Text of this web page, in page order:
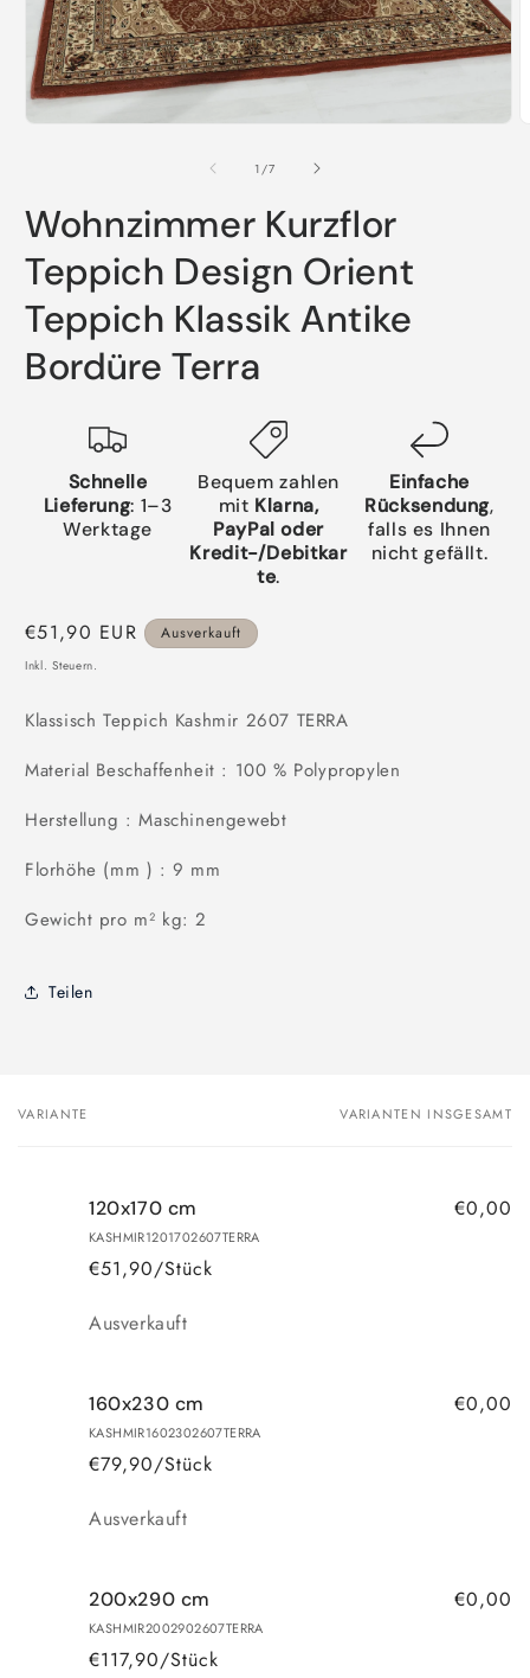
1 /von
7
Wohnzimmer Kurzflor
Teppich Design Orient
Teppich Klassik Antike
Bordüre Terra
Schnelle
Lieferung: 1–3
Werktage
Bequem zahlen
mit Klarna,
PayPal oder
Kredit-/Debitkar
te.
Einfache
Rücksendung,
falls es Ihnen
nicht gefällt.
Normaler
Preis
€51,90 EUR Ausverkauft
Inkl. Steuern.
Klassisch Teppich Kashmir 2607 TERRA
Material Beschaffenheit : 100 % Polypropylen
Herstellung : Maschinengewebt
Florhöhe (mm ) : 9 mm
Gewicht pro m² kg: 2
Teilen
Dein
VARIANTE VARIANTEN INSGESAMT
120x170 cm
KASHMIR1201702607TERRA
€51,90/Stück
€0,00
Anzahl
Ausverkauft
160x230 cm
KASHMIR1602302607TERRA
€79,90/Stück
€0,00
Anzahl
Ausverkauft
200x290 cm
KASHMIR2002902607TERRA
€117,90/Stück
€0,00